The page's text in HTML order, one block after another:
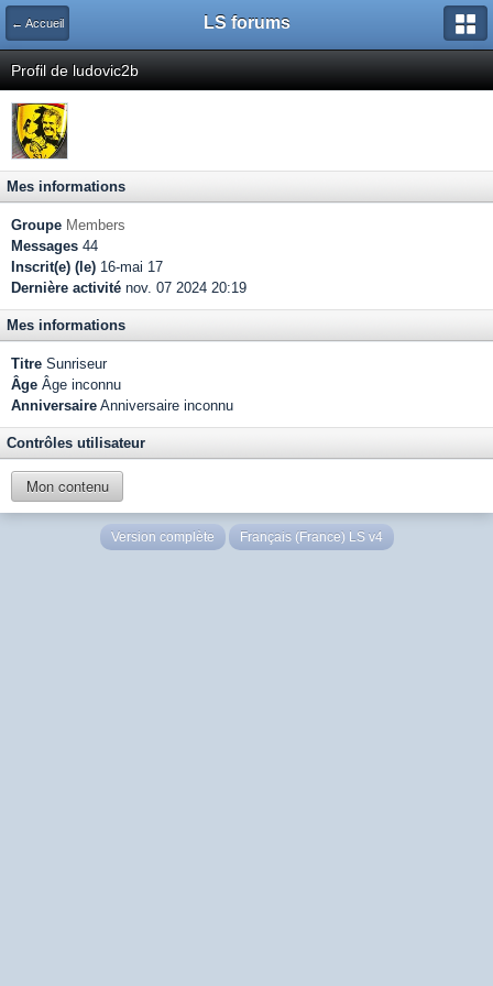
← Accueil LS forums
Profil de ludovic2b
Mes informations
Groupe Members
Messages 44
Inscrit(e) (le) 16-mai 17
Dernière activité nov. 07 2024 20:19
Mes informations
Titre Sunriseur
Âge Âge inconnu
Anniversaire Anniversaire inconnu
Contrôles utilisateur
Mon contenu
Version complète Français (France) LS v4